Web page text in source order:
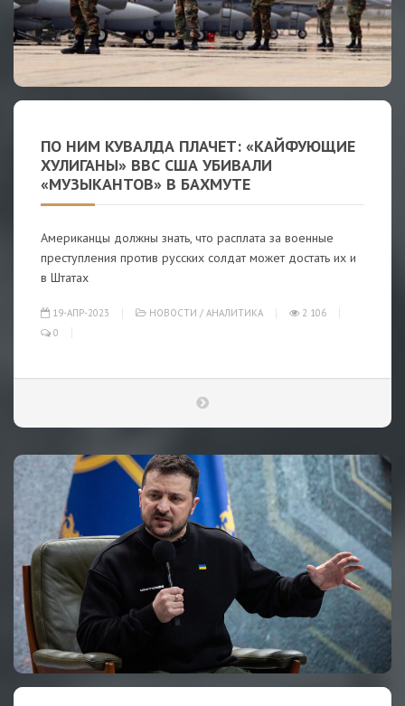
ПО НИМ КУВАЛДА ПЛАЧЕТ: «КАЙФУЮЩИЕ
ХУЛИГАНЫ» ВВС США УБИВАЛИ
«МУЗЫКАНТОВ» В БАХМУТЕ
Американцы должны знать, что расплата за военные
преступления против русских солдат может достать их и
в Штатах
19-АПР-2023 НОВОСТИ / АНАЛИТИКА
2 106
0